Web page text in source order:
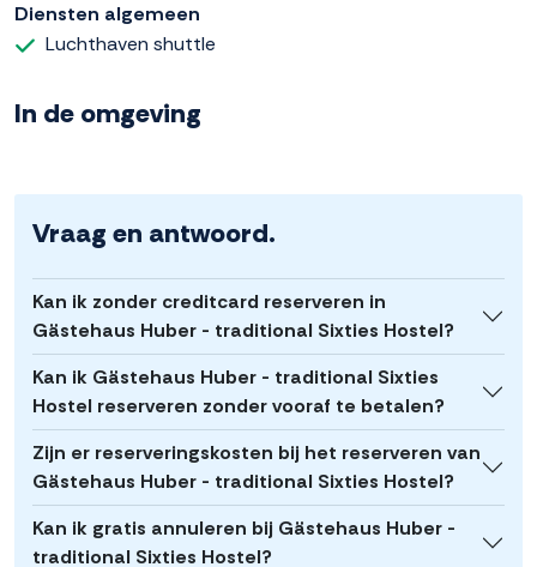
Diensten algemeen
Luchthaven shuttle
In de omgeving
Vraag en antwoord.
Kan ik zonder creditcard reserveren in
Gästehaus Huber - traditional Sixties Hostel?
Kan ik Gästehaus Huber - traditional Sixties
Hostel reserveren zonder vooraf te betalen?
Zijn er reserveringskosten bij het reserveren van
Gästehaus Huber - traditional Sixties Hostel?
Kan ik gratis annuleren bij Gästehaus Huber -
traditional Sixties Hostel?